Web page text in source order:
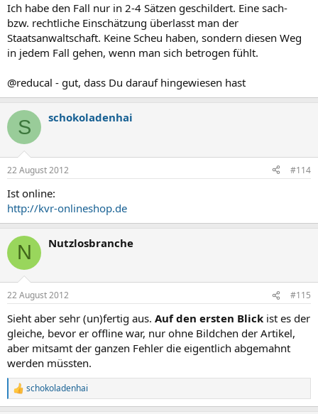
Ich habe den Fall nur in 2-4 Sätzen geschildert. Eine sach-
bzw. rechtliche Einschätzung überlasst man der
Staatsanwaltschaft. Keine Scheu haben, sondern diesen Weg
in jedem Fall gehen, wenn man sich betrogen fühlt.
@reducal - gut, dass Du darauf hingewiesen hast
S schokoladenhai
22 August 2012 #114
Ist online:
http://kvr-onlineshop.de
N Nutzlosbranche
22 August 2012 #115
Sieht aber sehr (un)fertig aus. Auf den ersten Blick ist es der
gleiche, bevor er offline war, nur ohne Bildchen der Artikel,
aber mitsamt der ganzen Fehler die eigentlich abgemahnt
werden müssten.
R
e
schokoladenhai